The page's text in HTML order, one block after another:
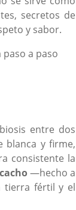
secretos de
y sabor.
entre dos
blanca y firme,
consistente la
—hecho a
tierra fértil y el